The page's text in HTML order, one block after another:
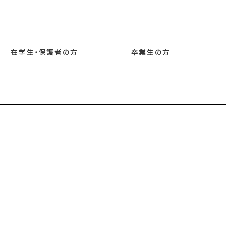
在学生・保護者の方 卒業生の方